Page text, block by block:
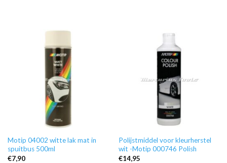
Motip 04002 witte lak mat in
spuitbus 500ml
€7,90
Polijstmiddel voor kleurherstel
wit -Motip 000746 Polish
€14,95